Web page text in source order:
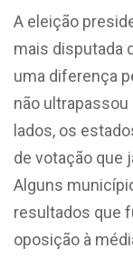
A eleição
mais disputada
uma diferença
não ultrapassou
lados, os
de votação que
Alguns
resultados que
oposição à